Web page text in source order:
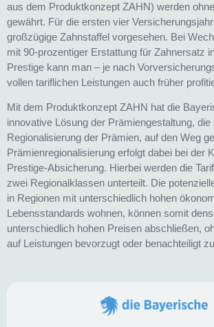
aus dem Produktkonzept ZAHN) werden
gewährt. Für die ersten vier
großzügige Zahnstaffel vorgesehen. Bei
mit 90-prozentiger Erstattung für Zahnersatz
Prestige kann man – je nach
vollen tariflichen Leistungen auch früher
Mit dem Produktkonzept ZAHN hat die
innovative Lösung der Prämiengestaltung, die
Regionalisierung der Prämien, auf den Weg
Prämienregionalisierung erfolgt dabei bei der
Prestige-Absicherung. Hierbei werden die
zwei Regionalklassen unterteilt. Die
in Regionen mit unterschiedlich hohen
Lebensstandards wohnen, können somit
unterschiedlich hohen Preisen abschließen,
auf Leistungen bevorzugt oder benachteiligt